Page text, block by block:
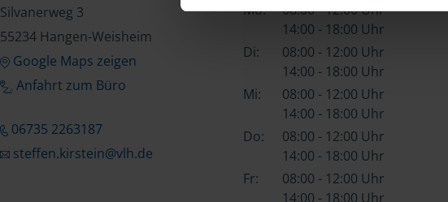
Silvanerweg 3
55234 Hangen-Weisheim
Google Maps zeigen
Anfahrt zum Büro
06735 2263187
steffen.kirstein@vlh.de
Mo:
08:00 - 12:00 Uhr
14:00 - 18:00 Uhr
Di:
08:00 - 12:00 Uhr
14:00 - 18:00 Uhr
Mi:
08:00 - 12:00 Uhr
14:00 - 18:00 Uhr
Do:
08:00 - 12:00 Uhr
14:00 - 18:00 Uhr
Fr:
08:00 - 12:00 Uhr
14:00 - 18:00 Uhr